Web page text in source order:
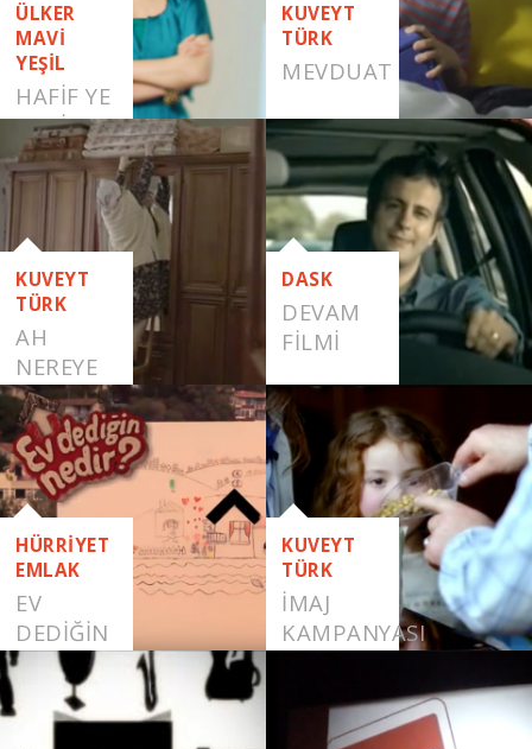
ÜLKER
MAVİ
YEŞİL
HAFİF YE
HAFİF
YAŞA
KUVEYT
TÜRK
MEVDUAT
KUVEYT
TÜRK
AH
NEREYE
DASK
DEVAM
FILMI
HÜRRİYET
EMLAK
EV
DEDIĞIN
KUVEYT
TÜRK
İMAJ
KAMPANYASI